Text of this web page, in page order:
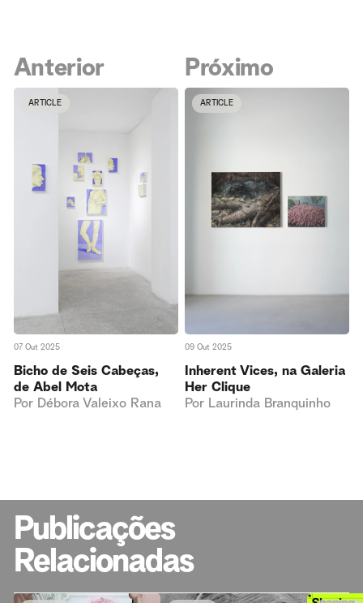
Anterior
ARTICLE
07 Out 2025
Bicho de Seis Cabeças,
de Abel Mota
Por Débora Valeixo Rana
Próximo
ARTICLE
09 Out 2025
Inherent Vices, na Galeria
Her Clique
Por Laurinda Branquinho
Publicações
Relacionadas